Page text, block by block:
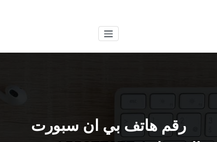
رقم هاتف بي ان سبورت